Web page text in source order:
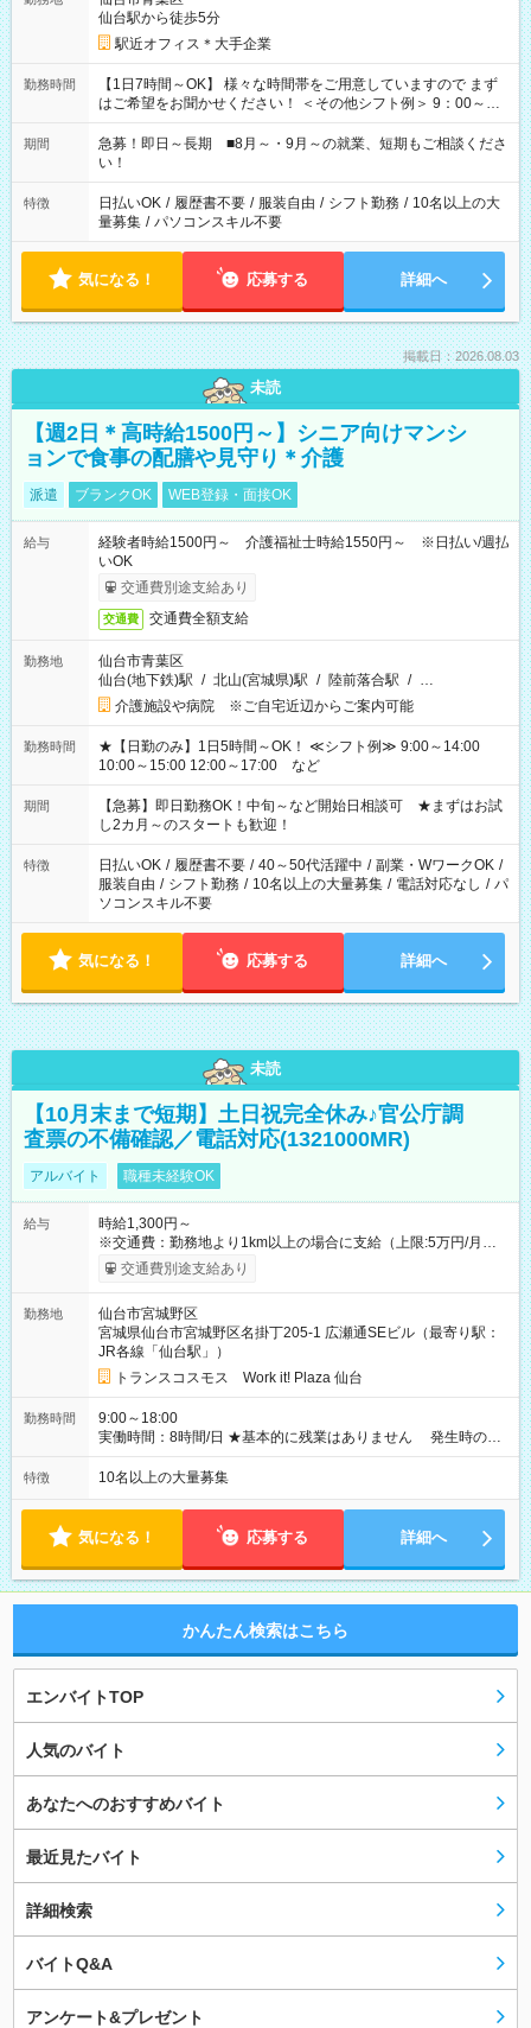
仙台駅から徒歩5分
駅近オフィス＊大手企業
勤務時間
【1日7時間～OK】 様々な時間帯をご用意していますので まず
はご希望をお聞かせください！ ＜その他シフト例＞ 9：00～
17：00 11：00～20：00 などなど！その他のお時間もOKで
す！
期間
急募！即日～長期 ■8月～・9月～の就業、短期もご相談くださ
い！
特徴 日払いOK / 履歴書不要 / 服装自由 / シフト勤務 / 10名以上の大
量募集 / パソコンスキル不要
気になる！ 応募する 詳細へ
掲載日：2026.08.03
未読
【週2日＊高時給1500円～】シニア向けマンシ
ョンで食事の配膳や見守り＊介護
派遣 ブランクOK WEB登録・面接OK
給与
経験者時給1500円～ 介護福祉士時給1550円～ ※日払い/週払
いOK
交通費別途支給あり
交通費 交通費全額支給
勤務地
仙台市青葉区
仙台(地下鉄)駅 / 北山(宮城県)駅 / 陸前落合駅 / …
介護施設や病院 ※ご自宅近辺からご案内可能
勤務時間
★【日勤のみ】1日5時間～OK！ ≪シフト例≫ 9:00～14:00
10:00～15:00 12:00～17:00 など
期間
【急募】即日勤務OK！中旬～など開始日相談可 ★まずはお試
し2カ月～のスタートも歓迎！
特徴 日払いOK / 履歴書不要 / 40～50代活躍中 / 副業・WワークOK /
服装自由 / シフト勤務 / 10名以上の大量募集 / 電話対応なし / パ
ソコンスキル不要
気になる！ 応募する 詳細へ
未読
【10月末まで短期】土日祝完全休み♪官公庁調
査票の不備確認／電話対応(1321000MR)
アルバイト 職種未経験OK
給与
時給1,300円～
※交通費：勤務地より1km以上の場合に支給（上限:5万円/月・
2,500円/日） ※残業代：残業発生時は1分単位で支給 ※研修中の
給与変動なし ＜ 収入例 ＞ ■週5日勤務の場合… 月収22万8,800
4日勤務の場合… 月収16万6,400円以上可能 ※交通費別途支給
（時給1,300円×8時間×16日） 【試用期間】試用期間なし
交通費別途支給あり
勤務地
仙台市宮城野区
宮城県仙台市宮城野区名掛丁205-1 広瀬通SEビル（最寄り駅：
JR各線「仙台駅」）
トランスコスモス Work it! Plaza 仙台
勤務時間
9:00～18:00
実働時間：8時間/日 ★基本的に残業はありません 発生時の残
業代は1分単位で支給いたします
特徴 10名以上の大量募集
気になる！ 応募する 詳細へ
かんたん検索はこちら
エンバイトTOP
人気のバイト
あなたへのおすすめバイト
最近見たバイト
詳細検索
バイトQ&A
アンケート&プレゼント